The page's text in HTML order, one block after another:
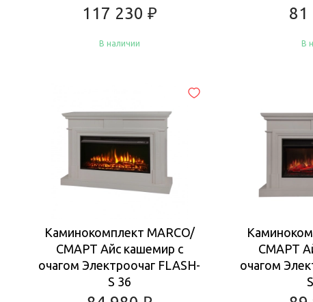
117 230 ₽
В наличии
81
В
Каминокомплект MARCO/
СМАРТ Айс кашемир с
очагом Электроочаг FLASH-
S 36
СМАРТ
очагом